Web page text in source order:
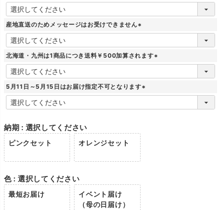
(
須
産地直送のためメッセージはお受けできません
(
須
北海道・九州は1商品につき送料￥500加算されます
(
5月11日～5月15日はお届け指定不可となります
(
納期 選択してください
ピンクセット オレンジセット
色 選択してください
最短お届け
イベント届け
（母の日届け）